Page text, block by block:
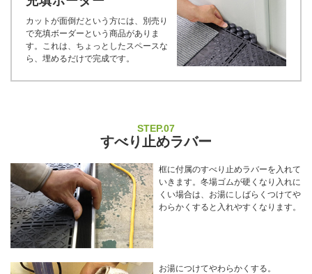
カットが面倒だという方には、別売り
で充填ボーダーという商品がありま
す。これは、ちょっとしたスペースな
ら、埋めるだけで完成です。
STEP.07
すべり止めラバー
框に付属のすべり止めラバーを入れて
いきます。冬場ゴムが硬くなり入れに
くい場合は、お湯にしばらくつけてや
わらかくすると入れやすくなります。
お湯につけてやわらかくする。